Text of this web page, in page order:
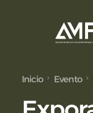
Inicio Evento